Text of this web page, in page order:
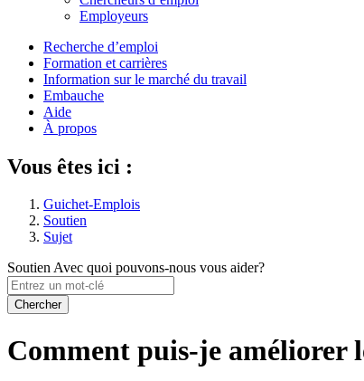
du
compte
Employeurs
Menu
navigation
principal
Recherche d’emploi
Formation et carrières
Information sur le marché du travail
Embauche
Aide
À propos
Vous êtes ici :
Guichet-Emplois
Soutien
Sujet
SoutienAvec quoi pouvons-nous vous aider?
Entrez
un
mot-
Comment puis-je améliorer